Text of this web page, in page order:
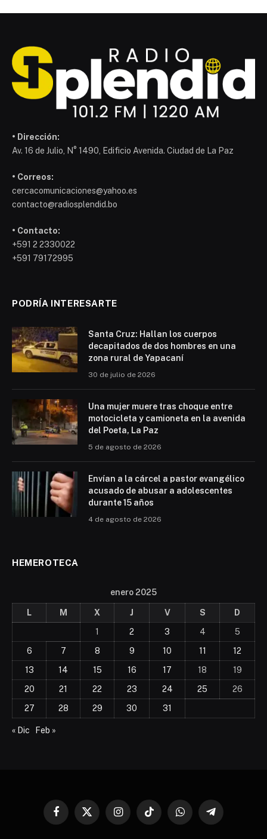
• Dirección:
Av. 16 de Julio, N° 1490, Edificio Avenida. Ciudad de La Paz
• Correos:
cercacomunicaciones@yahoo.es
contacto@radiosplendid.bo
• Contacto:
+591 2 2330022
+591 79172995
PODRÍA INTERESARTE
Santa Cruz: Hallan los cuerpos
decapitados de dos hombres en una
zona rural de Yapacaní
30 de julio de 2026
Una mujer muere tras choque entre
motocicleta y camioneta en la avenida
del Poeta, La Paz
5 de agosto de 2026
Envían a la cárcel a pastor evangélico
acusado de abusar a adolescentes
durante 15 años
4 de agosto de 2026
HEMEROTECA
enero 2025
L M X J V S
D
1
2 3 4
5
6
7 8 9 10 11
12
13
14 15 16 17 18
19
20
21 22 23 24 25
26
27
28 29 30 31
« Dic Feb »
Facebook
X
InstagramTikTok WhatsAppTelegram